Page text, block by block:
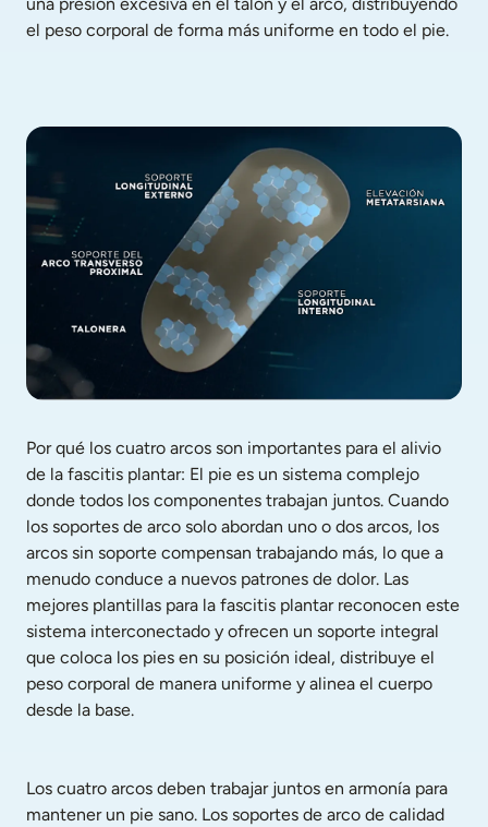
el peso corporal de forma más uniforme en todo el pie.
Por qué los cuatro arcos son importantes para el alivio
de la fascitis plantar: El pie es un sistema complejo
donde todos los componentes trabajan juntos. Cuando
los soportes de arco solo abordan uno o dos arcos, los
arcos sin soporte compensan trabajando más, lo que a
menudo conduce a nuevos patrones de dolor. Las
mejores plantillas para la fascitis plantar reconocen este
sistema interconectado y ofrecen un soporte integral
que coloca los pies en su posición ideal, distribuye el
peso corporal de manera uniforme y alinea el cuerpo
desde la base.
Los cuatro arcos deben trabajar juntos en armonía para
mantener un pie sano. Los soportes de arco de calidad